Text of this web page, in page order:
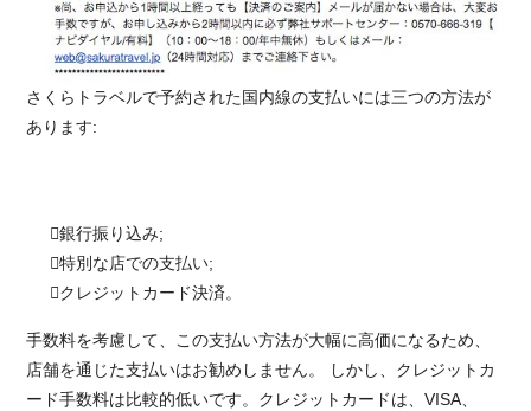
さくらトラベルで予約された国内線の支払いには三つの方法が
あります:
銀行振り込み;
特別な店での支払い;
クレジットカード決済。
手数料を考慮して、この支払い方法が大幅に高価になるため、
店舗を通じた支払いはお勧めしません。 しかし、クレジットカ
ード手数料は比較的低いです。クレジットカードは、VISA、